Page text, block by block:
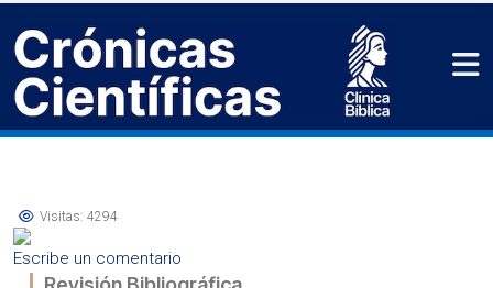
Visitas: 4294
Escribe un comentario